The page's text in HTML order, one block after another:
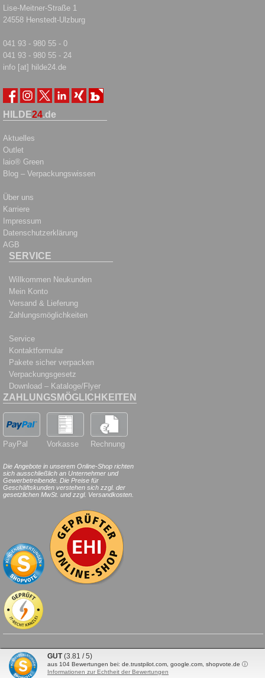
GUT (3.81 / 5)
aus 104 Bewertungen bei: de.trustpilot.com, google.com, shopvote.de ⓘ
Informationen zur Echtheit der Bewertungen
Lise-Meitner-Straße 1
24558 Henstedt-Ulzburg
041 93 - 980 55 - 0
041 93 - 980 55 - 24
info [at] hilde24.de
HILDE24.de
Aktuelles
Outlet
laio® Green
Blog – Verpackungswissen
Über uns
Karriere
Impressum
Datenschutzerklärung
AGB
SERVICE
Willkommen Neukunden
Mein Konto
Versand & Lieferung
Zahlungsmöglichkeiten
Service
Kontaktformular
Pakete sicher verpacken
Verpackungsgesetz
Download – Kataloge/Flyer
ZAHLUNGSMÖGLICHKEITEN
PayPal Vorkasse Rechnung
Die Angebote in unserem Online-Shop richten
sich ausschließlich an Unternehmer und
Gewerbetreibende. Die Preise für
Geschäftskunden verstehen sich zzgl. der
gesetzlichen MwSt. und zzgl. Versandkosten.
© 2026HILDE24.de. Alle Rechte
vorbehalten.